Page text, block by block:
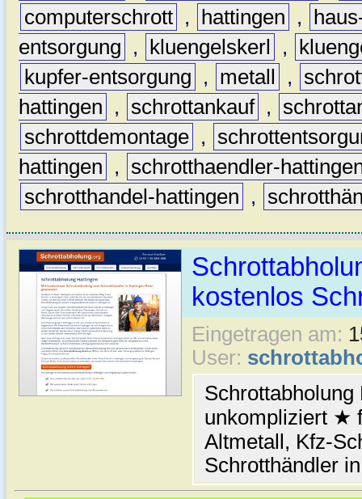
computerschrott , hattingen ,
entsorgung
, kluengelskerl ,
kupfer-entsorgung
, metall ,
hattingen
, schrottankauf ,
schrottdemontage ,
hattingen
,
schrotthaendler-
schrotthandel-hattingen
,
kostenlos
Eingetragen am:
User:
unkompliziert ★
Altmetall, Kfz-
Schrotthändler